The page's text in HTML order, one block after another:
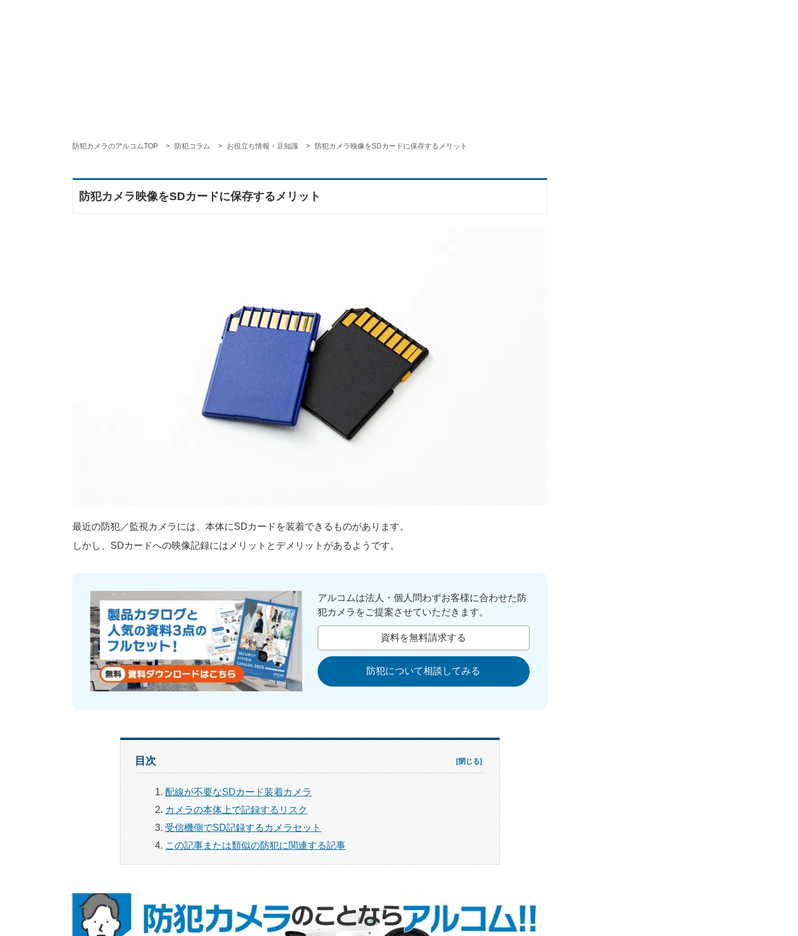
防犯カメラのアルコムTOP 防犯コラム お役立ち情報・豆知識 防犯カメラ映像をSDカードに保存するメリット
防犯カメラ映像をSDカードに保存するメリット
最近の防犯／監視カメラには、本体にSDカードを装着できるものがあります。
しかし、SDカードへの映像記録にはメリットとデメリットがあるようです。
アルコムは法人・個人問わずお客様に合わせた防
犯カメラをご提案させていただきます。
資料を無料請求する
防犯について相談してみる
目次
配線が不要なSDカード装着カメラ
カメラの本体上で記録するリスク
受信機側でSD記録するカメラセット
この記事または類似の防犯に関連する記事